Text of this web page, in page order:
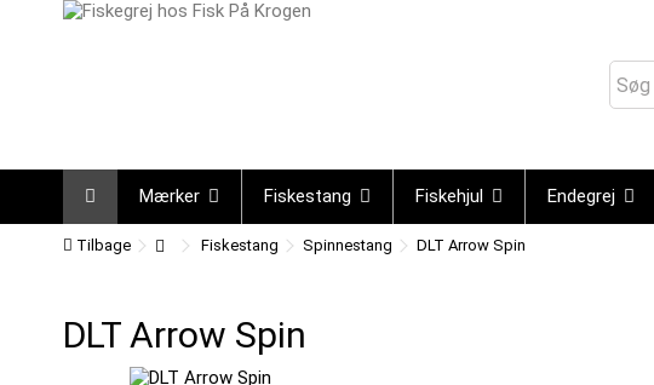
Mærker Fiskestang Fiskehjul Endegrej
Tilbage Fiskestang Spinnestang DLT Arrow Spin
DLT Arrow Spin